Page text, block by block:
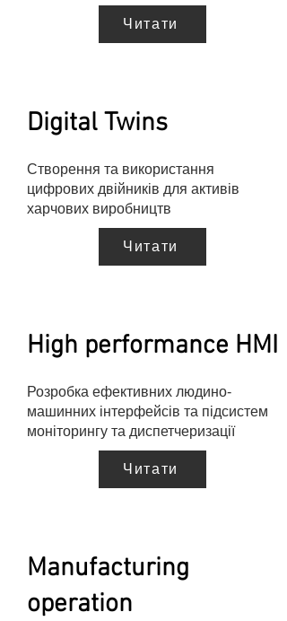
Читати
Digital Twins
Створення та використання
цифрових двійників для активів
харчових виробництв
Читати
High performance HMI
Розробка ефективних людино-
машинних інтерфейсів та підсистем
моніторингу та диспетчеризації
Читати
Manufacturing
operation